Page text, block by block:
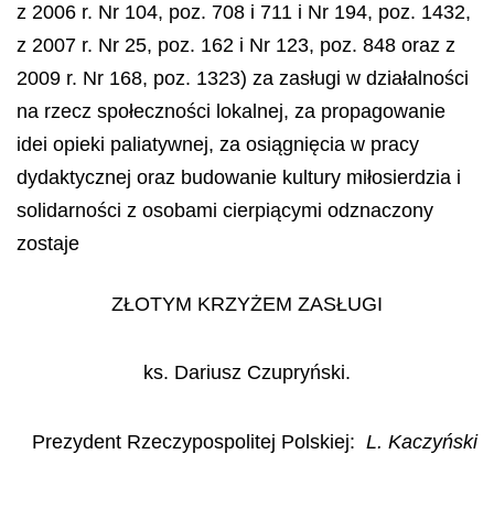
z 2006 r. Nr 104, poz. 708 i 711 i Nr 194, poz. 1432,
z 2007 r. Nr 25, poz. 162 i Nr 123, poz. 848 oraz z
2009 r. Nr 168, poz. 1323) za zasługi w działalności
na rzecz społeczności lokalnej, za propagowanie
idei opieki pa liatywnej, za osiągnięcia w pracy
dydaktycznej oraz budowanie kultury miłosierdzia i
solidarności z osobami cierpiącymi odznaczony
zostaje
ZŁOTYM KRZYŻEM ZASŁUGI
ks. Dariusz Czupryński.
Prezydent Rzeczypospolitej Polskiej: L. Kaczyński